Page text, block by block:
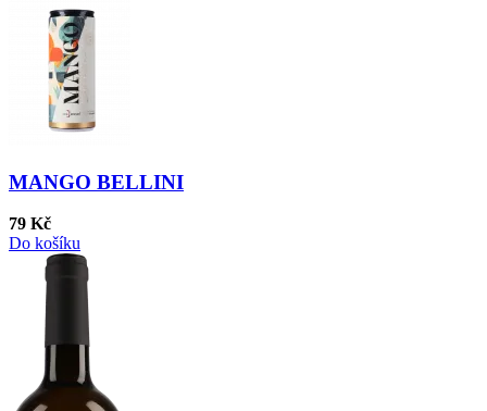
MANGO BELLINI
79 Kč
Do košíku